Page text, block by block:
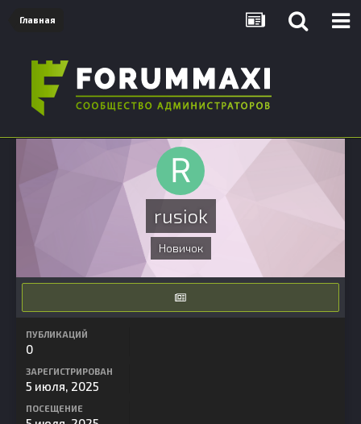
Главная
rusiok
Новичок
ПУБЛИКАЦИЙ
0
ЗАРЕГИСТРИРОВАН
5 июля, 2025
ПОСЕЩЕНИЕ